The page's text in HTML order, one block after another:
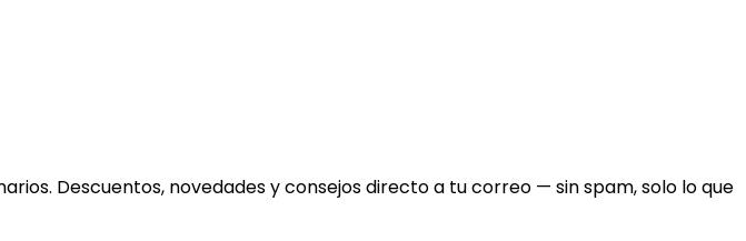
Descuentos, novedades y consejos directo a tu correo — sin spam, solo lo que